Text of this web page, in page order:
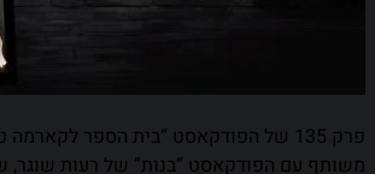
פרק 135 של הפודקאסט “בית הספר
משותף עם הפודקאסט “בנות” של רעות שוגר,